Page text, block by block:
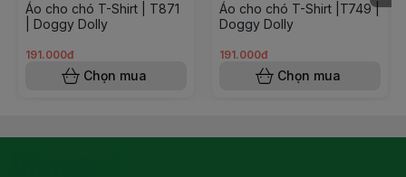
Áo cho chó T-Shirt | T871
| Doggy Dolly
191.000đ
Chọn mua
Áo cho chó T-Shirt |T749 |
Doggy Dolly
191.000đ
Chọn mua